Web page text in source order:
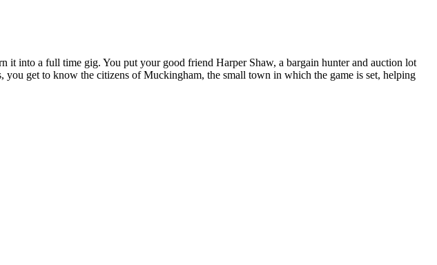
it into a full time gig. You put your good friend Harper Shaw, a bargain hunter and auction lot
get to know the citizens of Muckingham, the small town in which the game is set, helping